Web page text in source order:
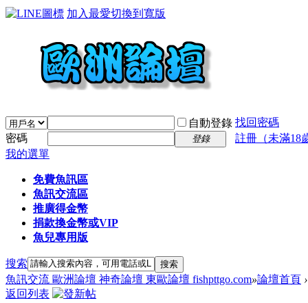
加入最愛切換到寬版
自動登錄 找回密碼
密碼
登錄
註冊（未滿18
我的選單
免費魚訊區
魚訊交流區
推廣得金幣
捐款換金幣或VIP
魚兒專用版
搜索 搜索
魚訊交流 歐洲論壇 神奇論壇 東歐論壇 fishpttgo.com»論壇首頁 ›
返回列表